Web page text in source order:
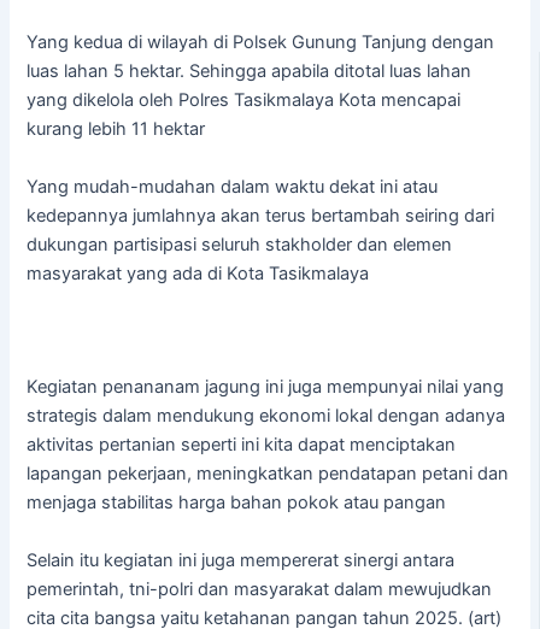
Yang kedua di wilayah di Polsek Gunung Tanjung dengan
luas lahan 5 hektar. Sehingga apabila ditotal luas lahan
yang dikelola oleh Polres Tasikmalaya Kota mencapai
kurang lebih 11 hektar
Yang mudah-mudahan dalam waktu dekat ini atau
kedepannya jumlahnya akan terus bertambah seiring dari
dukungan partisipasi seluruh stakholder dan elemen
masyarakat yang ada di Kota Tasikmalaya
Kegiatan penananam jagung ini juga mempunyai nilai yang
strategis dalam mendukung ekonomi lokal dengan adanya
aktivitas pertanian seperti ini kita dapat menciptakan
lapangan pekerjaan, meningkatkan pendatapan petani dan
menjaga stabilitas harga bahan pokok atau pangan
Selain itu kegiatan ini juga mempererat sinergi antara
pemerintah, tni-polri dan masyarakat dalam mewujudkan
cita cita bangsa yaitu ketahanan pangan tahun 2025. (art)